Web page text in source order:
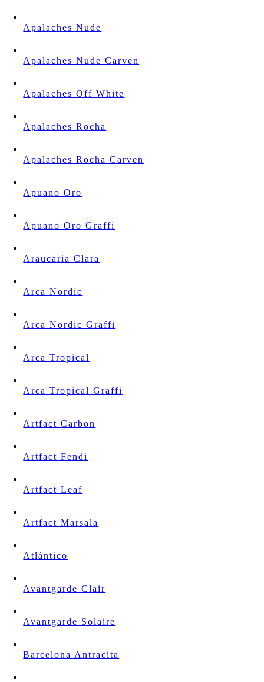
Apalaches Nude
Apalaches Nude Carven
Apalaches Off White
Apalaches Rocha
Apalaches Rocha Carven
Apuano Oro
Apuano Oro Graffi
Araucaria Clara
Arca Nordic
Arca Nordic Graffi
Arca Tropical
Arca Tropical Graffi
Artfact Carbon
Artfact Fendi
Artfact Leaf
Artfact Marsala
Atlántico
Avantgarde Clair
Avantgarde Solaire
Barcelona Antracita